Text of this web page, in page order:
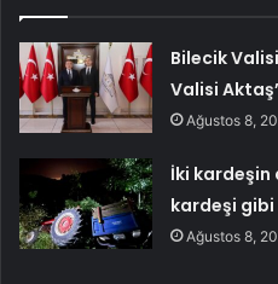
Bilecik
Valisi
Ağustos 8,
İki kardeşin
kardeşi gibi
Ağustos 8,